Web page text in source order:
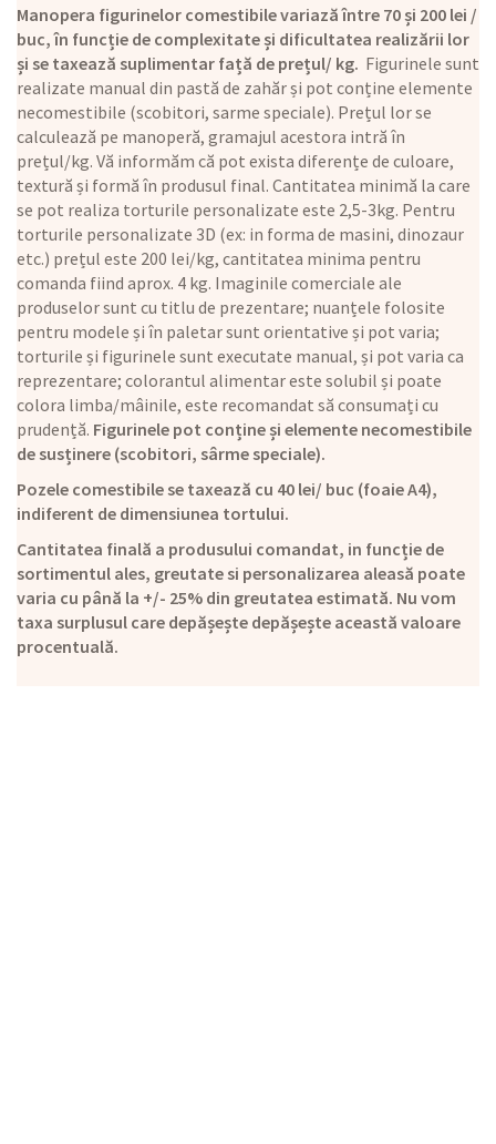
Manopera figurinelor comestibile variază între 70 și 200 lei /
buc, în funcție de complexitate și dificultatea realizării lor
și se taxează suplimentar față de prețul/ kg. Figurinele sunt
realizate manual din pastă de zahăr și pot conține elemente
necomestibile (scobitori, sarme speciale). Prețul lor se
calculează pe manoperă, gramajul acestora intră în
prețul/kg. Vă informăm că pot exista diferențe de culoare,
textură și formă în produsul final. Cantitatea minimă la care
se pot realiza torturile personalizate este 2,5-3kg. Pentru
torturile personalizate 3D (ex: in forma de masini, dinozaur
etc.) prețul este 200 lei/kg, cantitatea minima pentru
comanda fiind aprox. 4 kg. Imaginile comerciale ale
produselor sunt cu titlu de prezentare; nuanțele folosite
pentru modele și în paletar sunt orientative și pot varia;
torturile și figurinele sunt executate manual, și pot varia ca
reprezentare; colorantul alimentar este solubil și poate
colora limba/mâinile, este recomandat să consumați cu
prudență. Figurinele pot conține și elemente necomestibile
de susținere (scobitori, sârme speciale).
Pozele comestibile se taxează cu 40 lei/ buc (foaie A4),
indiferent de dimensiunea tortului.
Cantitatea finală a produsului comandat, in funcție de
sortimentul ales, greutate si personalizarea aleasă poate
varia cu până la +/- 25% din greutatea estimată. Nu vom
taxa surplusul care depășește depășește această valoare
procentuală.